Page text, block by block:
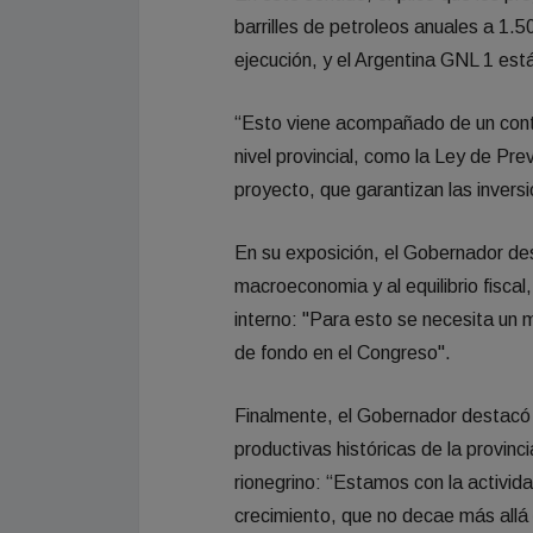
barrilles de petroleos anuales a
ejecución, y el Argentina GNL 1
“Esto viene acompañado de un
nivel provincial, como la Ley de
proyecto, que garantizan las
En su exposición, el Gobernador
macroeconomia y al equilibrio
interno: "Para esto se necesita un
de fondo en el Congreso".
Finalmente, el Gobernador
productivas históricas de la
rionegrino: “Estamos con la
crecimiento, que no decae más allá